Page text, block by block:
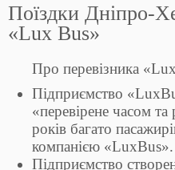
Поїздки Дніпро-
«Lux Bus»
Про перевізника
Підприємство
«перевірене часом
років багато
компанією «LuxBus».
Підприємство